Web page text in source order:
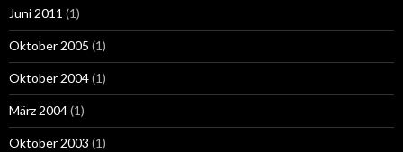
Juni 2011 (1)
Oktober 2005 (1)
Oktober 2004(1)
März 2004(1)
Oktober 2003 (1)